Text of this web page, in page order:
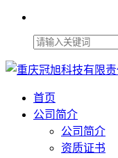
首页
公司简介
公司简介
资质证书